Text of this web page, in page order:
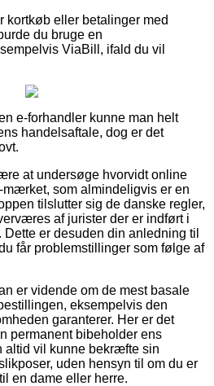
kortkøb eller betalinger med
du bruge en
ViaBill, ifald du vil
e-forhandler kunne man helt
handelsaftale, dog er det
at undersøge hvorvidt online
som almindeligvis er en
tilslutter sig de danske regler,
af jurister der er indført i
er desuden din anledning til
får problemstillinger som følge af
er vidende om de mest basale
eksempelvis den
garanterer. Her er det
permanent bibeholder ens
altid vil kunne bekræfte sin
uden hensyn til om du er
en dame eller herre.